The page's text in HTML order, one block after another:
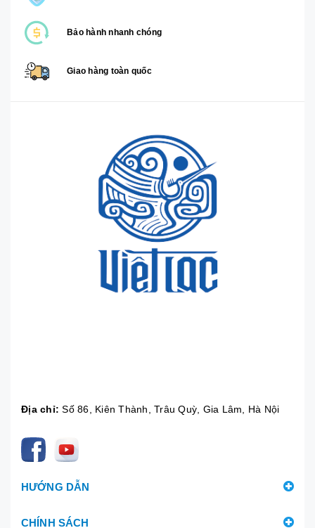
Bảo hành nhanh chóng
Giao hàng toàn quốc
Địa chỉ: Số 86, Kiên Thành, Trâu Quỳ, Gia Lâm, Hà Nội
HƯỚNG DẪN
CHÍNH SÁCH